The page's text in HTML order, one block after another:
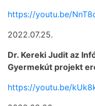
https://youtu.be/
2022.07.25.
Dr. Kereki Judit az
Gyermekút projekt
https://youtu.be/